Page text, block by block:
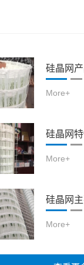
硅晶网
More+
硅晶网
More+
硅晶网
More+